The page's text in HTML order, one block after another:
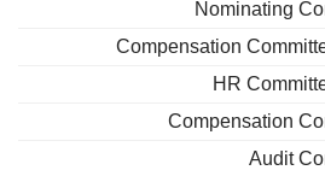
Nominating
Compensation
HR
Compensation
Audit